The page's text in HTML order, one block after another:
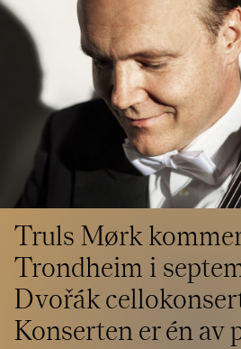
TSOs venner
Bærekraft & samfunn
TSO mot 2030
Barn & unge
TSO talent
Princess Astrid International
Jobbe hos oss
Samarbeidspartnere
Nyheter
Truls Mørk
Trondheim i
Dvořák
Konserten er én av